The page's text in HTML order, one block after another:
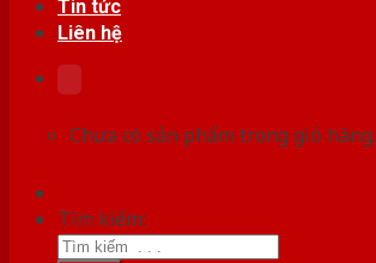
Tin tức
Liên hệ
Chưa có sản phẩm trong giỏ hàng.
Tìm kiếm: